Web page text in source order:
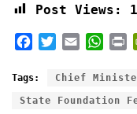
Post Views:
c
i
a
i
a
t
i
Tags: Chief
State Foundation